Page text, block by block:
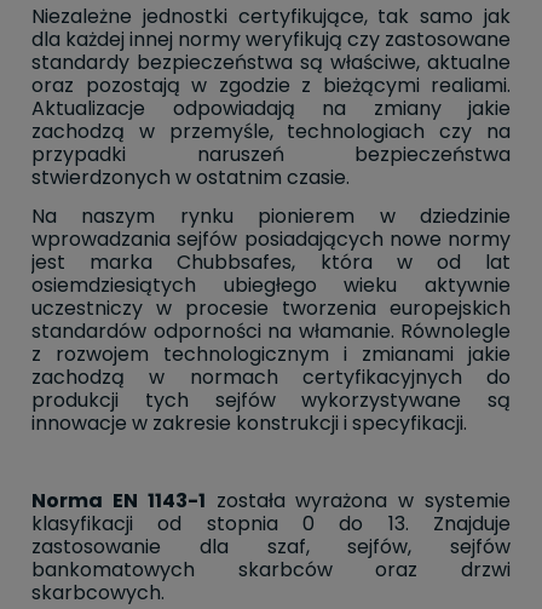
Niezależne jednostki certyfikujące, tak samo jak
dla każdej innej normy weryfikują czy zastosowane
standardy bezpieczeństwa są właściwe, aktualne
oraz pozostają w zgodzie z bieżącymi realiami.
Aktualizacje odpowiadają na zmiany jakie
zachodzą w przemyśle, technologiach czy na
przypadki naruszeń bezpieczeństwa
stwierdzonych w ostatnim czasie.
Na naszym rynku pionierem w dziedzinie
wprowadzania sejfów posiadających nowe normy
jest marka Chubbsafes, która w od lat
osiemdziesiątych ubiegłego wieku aktywnie
uczestniczy w procesie tworzenia europejskich
standardów odporności na włamanie. Równolegle
z rozwojem technologicznym i zmianami jakie
zachodzą w normach certyfikacyjnych do
produkcji tych sejfów wykorzystywane są
innowacje w zakresie konstrukcji i specyfikacji.
Norma EN 1143-1 została wyrażona w systemie
klasyfikacji od stopnia 0 do 13. Znajduje
zastosowanie dla szaf, sejfów, sejfów
bankomatowych skarbców oraz drzwi
skarbcowych.